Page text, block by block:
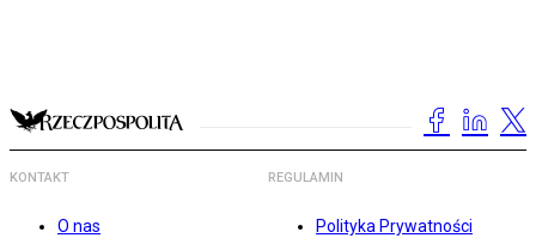
KONTAKT
O nas
REGULAMIN
Polityka Prywatności